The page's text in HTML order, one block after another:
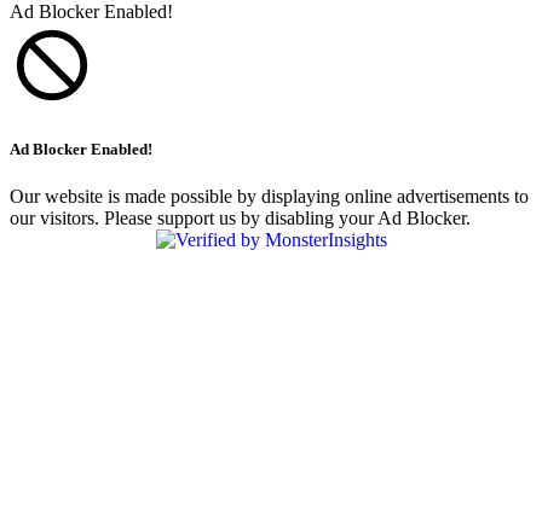
Ad Blocker Enabled!
Ad Blocker Enabled!
Our website is made possible by displaying online advertisements to
our visitors. Please support us by disabling your Ad Blocker.